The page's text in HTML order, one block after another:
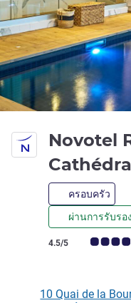
Novotel
ครอบครัว
ผ่านการรับร
คะแนนความคิดเห็นจ
4.5/5
10 Quai de la